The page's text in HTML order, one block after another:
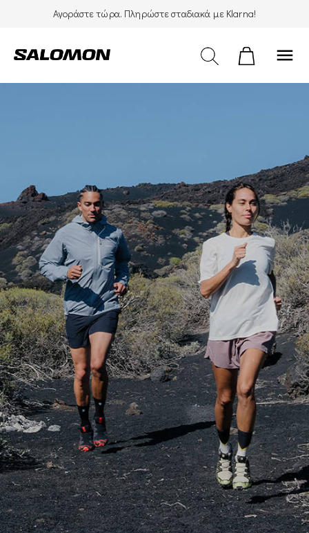
Αγοράστε τώρα. Πληρώστε σταδιακά με Klarna!
menu